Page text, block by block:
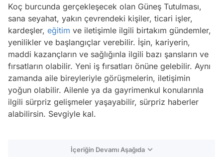
Koç burcunda gerçekleşecek olan Güneş Tutulması,
sana seyahat, yakın çevrendeki kişiler, ticari işler,
kardeşler, eğitim ve iletişimle ilgili birtakım gündemler,
yenilikler ve başlangıçlar verebilir. İşin, kariyerin,
maddi kazançların ve sağlığınla ilgili bazı şansların ve
fırsatların olabilir. Yeni iş fırsatları önüne gelebilir. Aynı
zamanda aile bireyleriyle görüşmelerin, iletişimin
yoğun olabilir. Ailenle ya da gayrimenkul konularınla
ilgili sürpriz gelişmeler yaşayabilir, sürpriz haberler
alabilirsin. Sevgiyle kal.
İçeriğin Devamı Aşağıda